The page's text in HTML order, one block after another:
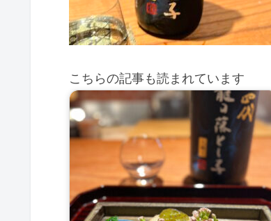
こちらの記事も読まれています